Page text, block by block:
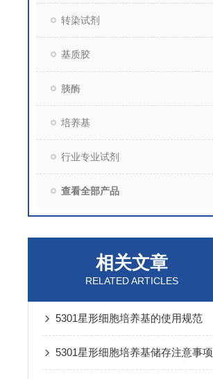
转染试剂
基质胶
胰酶
培养基
行业专业试剂
查看全部产品
相关文章
RELATED ARTICLES
5301星形细胞培养基的使用规范
5301星形细胞培养基储存注意事项